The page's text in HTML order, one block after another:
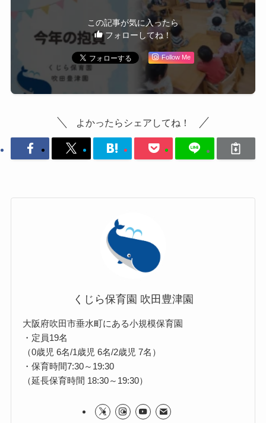
この記事が気に入ったら
フォローしてね！
Follow Me
よかったらシェアしてね！
くじら保育園 吹田豊津園
大阪府吹田市垂水町にある小規模保育園
・定員19名
（0歳児 6名/1歳児 6名/2歳児 7名）
・保育時間7:30～19:30
（延長保育時間 18:30～19:30）